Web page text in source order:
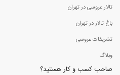
تالار عروسی در تهران
باغ تالار در تهران
تشریفات عروسی
وبلاگ
صاحب کسب و کار هستید؟